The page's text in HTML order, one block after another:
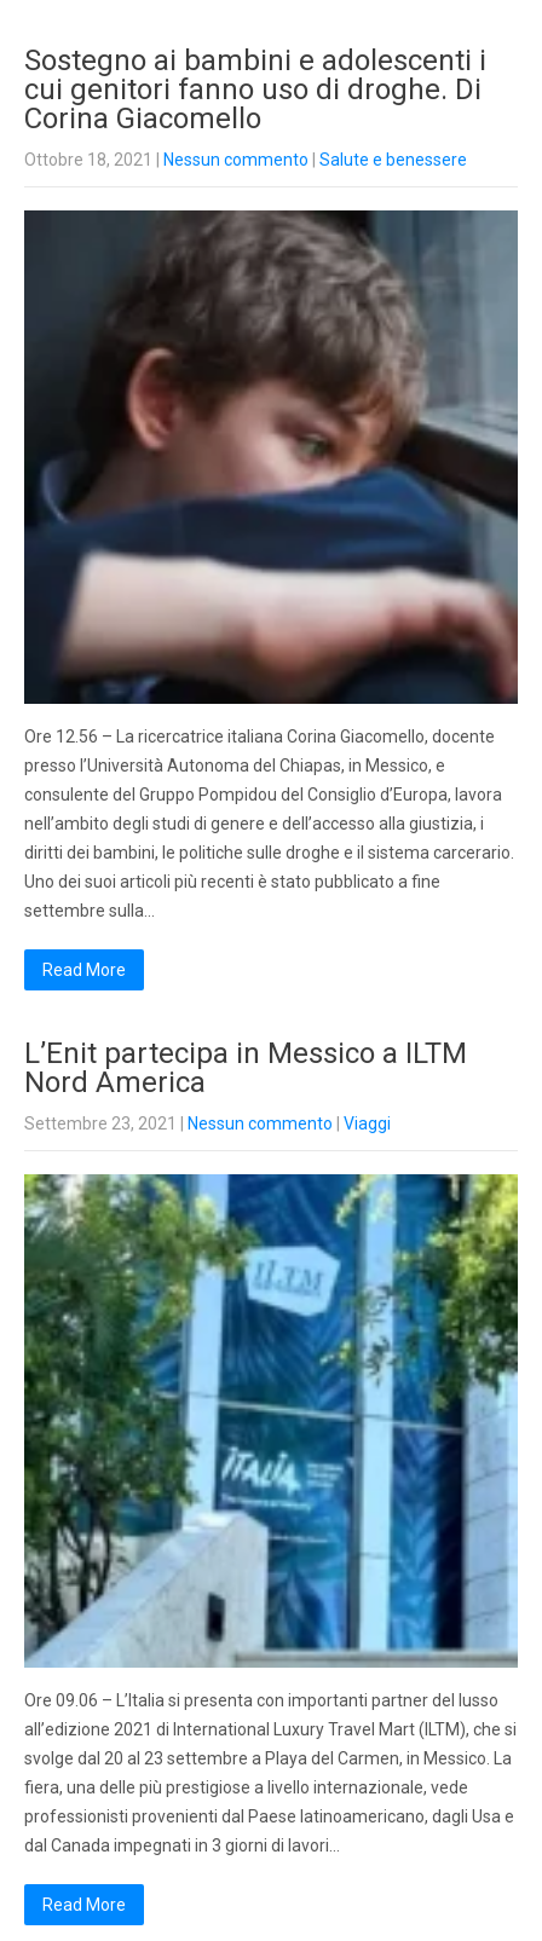
Sostegno ai bambini e adolescenti i
cui genitori fanno uso di droghe. Di
Corina Giacomello
Ottobre 18, 2021 Nessun commento Salute e benessere
Ore 12.56 – La ricercatrice italiana Corina Giacomello, docente
presso l’Università Autonoma del Chiapas, in Messico, e
consulente del Gruppo Pompidou del Consiglio d’Europa, lavora
nell’ambito degli studi di genere e dell’accesso alla giustizia, i
diritti dei bambini, le politiche sulle droghe e il sistema carcerario.
Uno dei suoi articoli più recenti è stato pubblicato a fine
settembre sulla…
Read More
L’Enit partecipa in Messico a ILTM
Nord America
Settembre 23, 2021 Nessun commento Viaggi
Ore 09.06 – L’Italia si presenta con importanti partner del lusso
all’edizione 2021 di International Luxury Travel Mart (ILTM), che si
svolge dal 20 al 23 settembre a Playa del Carmen, in Messico. La
fiera, una delle più prestigiose a livello internazionale, vede
professionisti provenienti dal Paese latinoamericano, dagli Usa e
dal Canada impegnati in 3 giorni di lavori…
Read More